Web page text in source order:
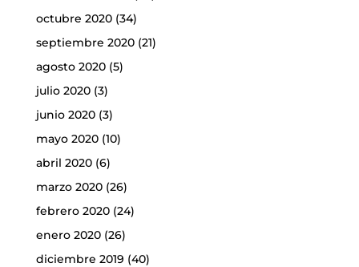
octubre 2020(34)
septiembre 2020(21)
agosto 2020(5)
julio 2020(3)
junio 2020(3)
mayo 2020(10)
abril 2020(6)
marzo 2020(26)
febrero 2020(24)
enero 2020(26)
diciembre 2019 (40)